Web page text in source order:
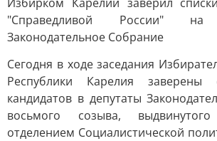
"Справедливой России"
Законодательное Собрание
Сегодня в ходе заседания
Республики Карелия заверены
кандидатов в депутаты
восьмого созыва,
отделением Социалистической